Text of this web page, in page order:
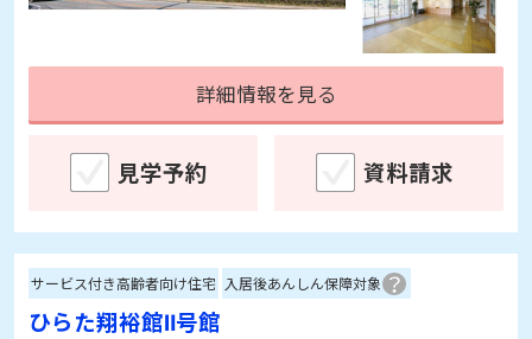
詳細情報を見る
見学予約 資料請求
サービス付き高齢者向け住宅 入居後あんしん保障対象
ひらた翔裕館Ⅱ号館